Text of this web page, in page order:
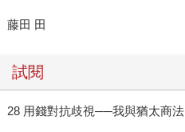
藤田 田
試閱
28 用錢對抗歧視──我與猶太商